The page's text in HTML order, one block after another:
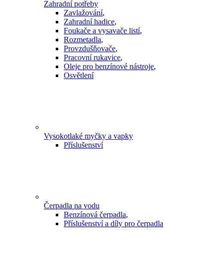
Zahradní potřeby
Zavlažování,
Zahradní hadice,
Foukače a vysavače listí,
Rozmetadla,
Provzdušňovače,
Pracovní rukavice,
Oleje pro benzínové nástroje,
Osvětlení
Vysokotlaké myčky a vapky
Příslušenství
Čerpadla na vodu
Benzínová čerpadla,
Příslušenství a díly pro čerpadla